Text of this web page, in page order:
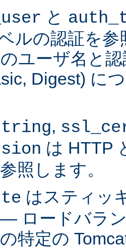
と
ルの認証を
ユーザ名と
Digest) に
,
は HTTP
照します。
はスティッ
ロードバラ
特定の